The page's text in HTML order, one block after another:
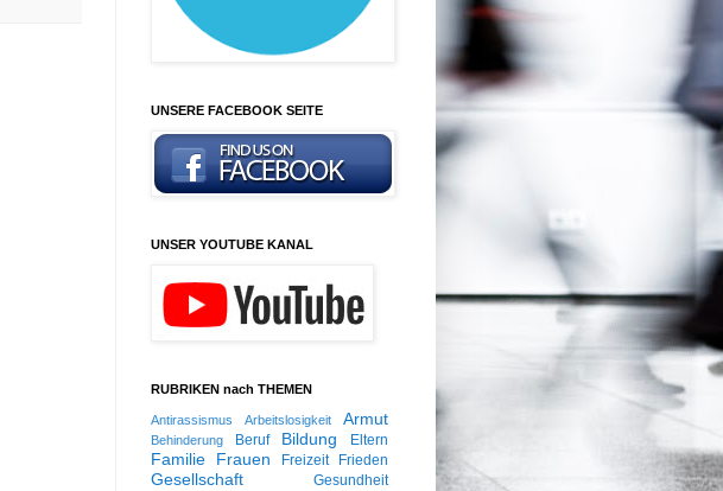
UNSERE FACEBOOK SEITE
UNSER YOUTUBE KANAL
RUBRIKEN nach THEMEN
Antirassismus Arbeitslosigkeit Armut
Behinderung Beruf Bildung Eltern
Familie Frauen Freizeit Frieden
Gesellschaft Gesundheit